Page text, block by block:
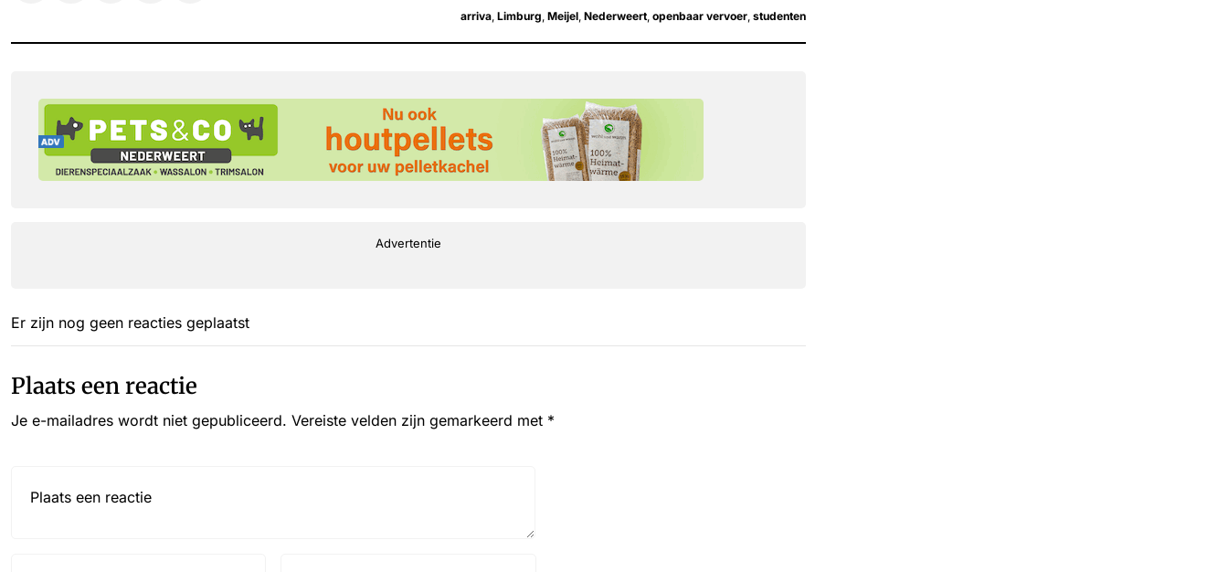
arriva Limburg Meijel Nederweert openbaar vervoer studenten
Advertentie
Er zijn nog geen reacties geplaatst
Plaats een reactie
Je e-mailadres wordt niet gepubliceerd. Vereiste velden zijn gemarkeerd met *